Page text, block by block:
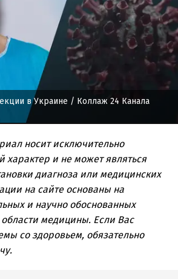
в Украине / Коллаж 24 Канала
носит исключительно
и не может являться
диагноза или медицинских
на сайте основаны на
и научно обоснованных
медицины. Если Вас
со здоровьем, обязательно